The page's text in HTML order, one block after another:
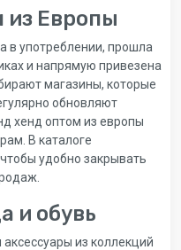
из Европы
в употреблении, прошла
и напрямую привезена
магазины, которые
обновляют
хенд оптом из европы
В каталоге
удобно закрывать
и обувь
из коллекций